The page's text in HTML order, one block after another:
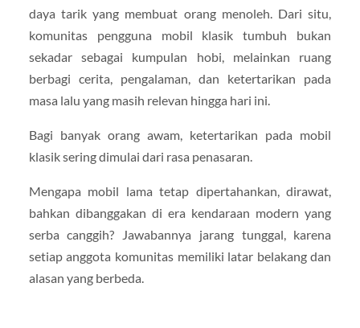
daya tarik yang membuat orang menoleh. Dari situ,
komunitas pengguna mobil klasik tumbuh bukan
sekadar sebagai kumpulan hobi, melainkan ruang
berbagi cerita, pengalaman, dan ketertarikan pada
masa lalu yang masih relevan hingga hari ini.
Bagi banyak orang awam, ketertarikan pada mobil
klasik sering dimulai dari rasa penasaran.
Mengapa mobil lama tetap dipertahankan, dirawat,
bahkan dibanggakan di era kendaraan modern yang
serba canggih? Jawabannya jarang tunggal, karena
setiap anggota komunitas memiliki latar belakang dan
alasan yang berbeda.